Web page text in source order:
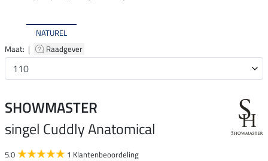
NATUREL
Maat: |
Raadgever
SHOWMASTER
singel Cuddly Anatomical
5.0 1 Klantenbeoordeling